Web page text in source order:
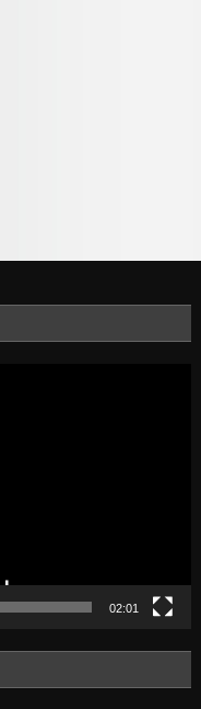
02:01